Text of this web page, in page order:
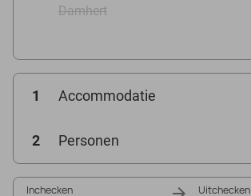
Damhert
1 Accommodatie
2 Personen
Inchecken Uitchecken